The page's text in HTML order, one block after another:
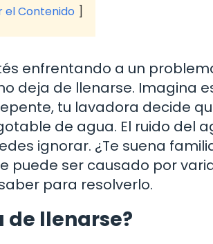
el Contenido
enfrentando a un
deja de llenarse. Imagina
tu lavadora decide
de agua. El ruido del
ignorar. ¿Te suena
puede ser causado por
para resolverlo.
de llenarse?